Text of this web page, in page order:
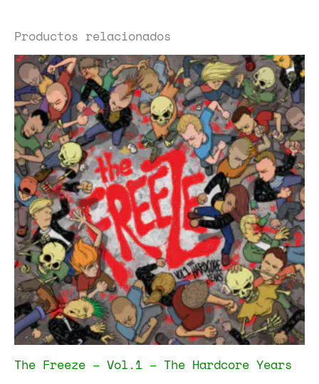
Productos relacionados
The Freeze – Vol.1 – The Hardcore Years